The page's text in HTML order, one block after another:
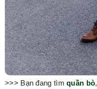
>>> Bạn đang tìmquần bò,